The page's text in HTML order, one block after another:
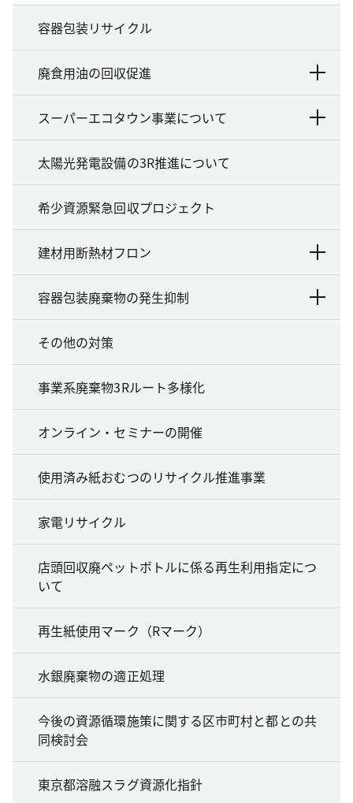
容器包装リサイクル
廃食用油の回収促進
スーパーエコタウン事業について
太陽光発電設備の3R推進について
希少資源緊急回収プロジェクト
建材用断熱材フロン
容器包装廃棄物の発生抑制
その他の対策
事業系廃棄物3Rルート多様化
オンライン・セミナーの開催
使用済み紙おむつのリサイクル推進事業
家電リサイクル
店頭回収廃ペットボトルに係る再生利用指定につ
いて
再生紙使用マーク（Rマーク）
水銀廃棄物の適正処理
今後の資源循環施策に関する区市町村と都との共
同検討会
東京都溶融スラグ資源化指針